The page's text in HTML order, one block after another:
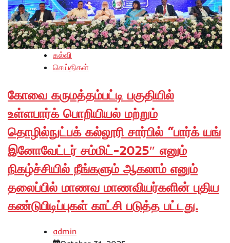
கல்வி
செய்திகள்
கோவை கருமத்தம்பட்டி பகுதியில்
உள்ளபார்க் பொறியியல் மற்றும்
தொழில்நுட்பக் கல்லூரி சார்பில் “பார்க் யங்
இனோவேட்டர் சம்மிட்-2025″ எனும்
நிகழ்ச்சியில் நீங்களும் ஆகலாம் எனும்
தலைப்பில் மாணவ மாணவியர்களின் புதிய
கண்டுபிடிப்புகள் காட்சி படுத்த பட்டது.
admin